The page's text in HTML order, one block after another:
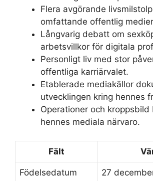
Flera avgörande
omfattande offentlig
Långvarig debatt om
arbetsvillkor för digitala
Personligt liv med stor
offentliga karriärvalet.
Etablerade mediakällor
utvecklingen kring hennes
Operationer och kroppsbild
hennes mediala närvaro.
Fält
Födelsedatum 27